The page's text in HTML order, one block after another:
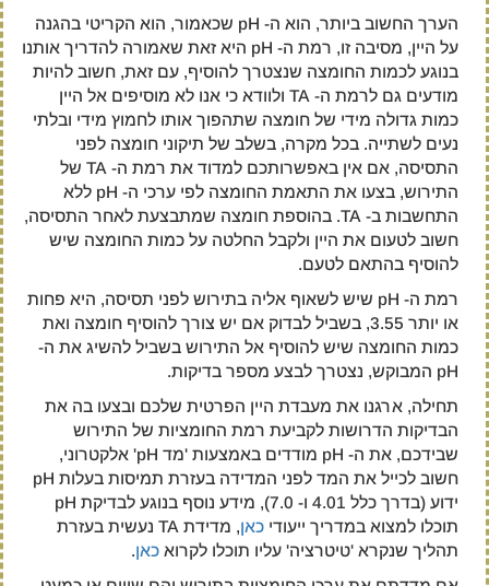
הערך החשוב ביותר, הוא ה- pH שכאמור, הוא הקריטי בהגנה
על היין, מסיבה זו, רמת ה- pH היא זאת שאמורה להדריך אותנו
בנוגע לכמות החומצה שנצטרך להוסיף, עם זאת, חשוב להיות
מודעים גם לרמת ה- TA ולוודא כי אנו לא מוסיפים אל היין
כמות גדולה מידי של חומצה שתהפוך אותו לחמוץ מידי ובלתי
נעים לשתייה. בכל מקרה, בשלב של תיקוני חומצה לפני
התסיסה, אם אין באפשרותכם למדוד את רמת ה- TA של
התירוש, בצעו את התאמת החומצה לפי ערכי ה- pH ללא
התחשבות ב- TA. בהוספת חומצה שמתבצעת לאחר התסיסה,
חשוב לטעום את היין ולקבל החלטה על כמות החומצה שיש
להוסיף בהתאם לטעם.
רמת ה- pH שיש לשאוף אליה בתירוש לפני תסיסה, היא פחות
או יותר 3.55, בשביל לבדוק אם יש צורך להוסיף חומצה ואת
כמות החומצה שיש להוסיף אל התירוש בשביל להשיג את ה-
pH המבוקש, נצטרך לבצע מספר בדיקות.
תחילה, ארגנו את מעבדת היין הפרטית שלכם ובצעו בה את
הבדיקות הדרושות לקביעת רמת החומציות של התירוש
שבידכם, את ה- pH מודדים באמצעות 'מד pH' אלקטרוני,
חשוב לכייל את המד לפני המדידה בעזרת תמיסות בעלות pH
ידוע (בדרך כלל 4.01 ו- 7.0), מידע נוסף בנוגע לבדיקת pH
תוכלו למצוא במדריך ייעודי כאן
, מדידת TA נעשית בעזרת
תהליך שנקרא 'טיטרציה' עליו תוכלו לקרוא כאן.